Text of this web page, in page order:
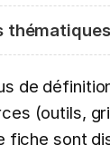
de
(outils,
fiche sont